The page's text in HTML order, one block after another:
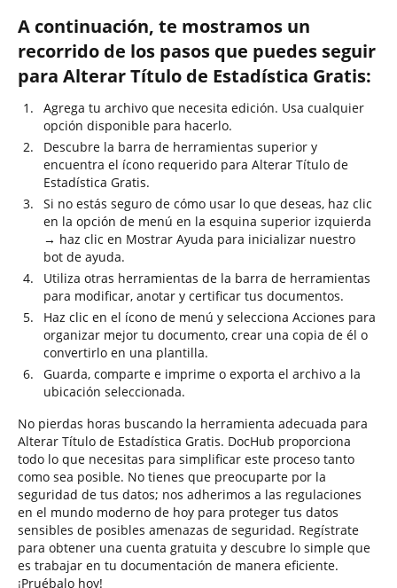
A continuación, te mostramos un
recorrido de los pasos que puedes seguir
para Alterar Título de Estadística Gratis:
Agrega tu archivo que necesita edición. Usa cualquier
opción disponible para hacerlo.
Descubre la barra de herramientas superior y
encuentra el ícono requerido para Alterar Título de
Estadística Gratis.
Si no estás seguro de cómo usar lo que deseas, haz clic
en la opción de menú en la esquina superior izquierda
→ haz clic en Mostrar Ayuda para inicializar nuestro
bot de ayuda.
Utiliza otras herramientas de la barra de herramientas
para modificar, anotar y certificar tus documentos.
Haz clic en el ícono de menú y selecciona Acciones para
organizar mejor tu documento, crear una copia de él o
convertirlo en una plantilla.
Guarda, comparte e imprime o exporta el archivo a la
ubicación seleccionada.
No pierdas horas buscando la herramienta adecuada para
Alterar Título de Estadística Gratis. DocHub proporciona
todo lo que necesitas para simplificar este proceso tanto
como sea posible. No tienes que preocuparte por la
seguridad de tus datos; nos adherimos a las regulaciones
en el mundo moderno de hoy para proteger tus datos
sensibles de posibles amenazas de seguridad. Regístrate
para obtener una cuenta gratuita y descubre lo simple que
es trabajar en tu documentación de manera eficiente.
¡Pruébalo hoy!